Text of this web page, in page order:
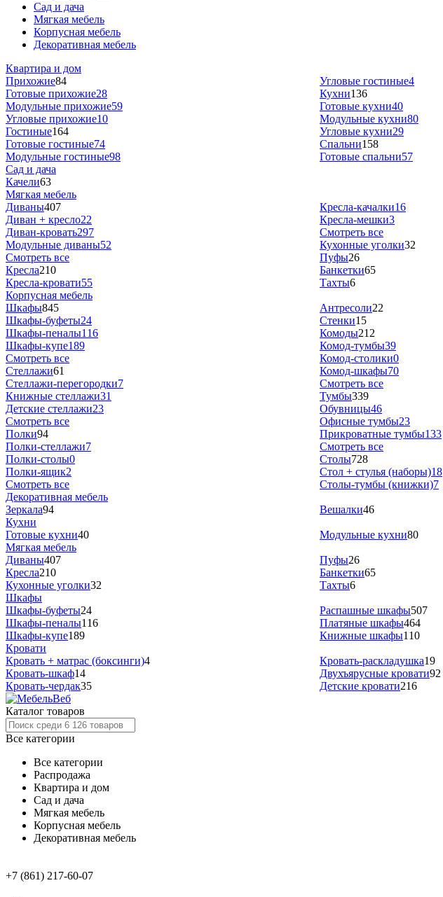
Сад и дача
Мягкая мебель
Корпусная мебель
Декоративная мебель
Квартира и дом
Прихожие84
Готовые прихожие28
Модульные прихожие59
Угловые прихожие10
Гостиные164
Готовые гостиные74
Модульные гостиные98
Угловые гостиные4
Кухни136
Готовые кухни40
Модульные кухни80
Угловые кухни29
Спальни158
Готовые спальни57
Сад и дача
Качели63
Мягкая мебель
Диваны407
Диван + кресло22
Диван-кровать297
Модульные диваны52
Смотреть все
Кресла210
Кресла-кровати55
Кресла-качалки16
Кресла-мешки3
Смотреть все
Кухонные уголки32
Пуфы26
Банкетки65
Тахты6
Корпусная мебель
Шкафы845
Шкафы-буфеты24
Шкафы-пеналы116
Шкафы-купе189
Смотреть все
Стеллажи61
Стеллажи-перегородки7
Книжные стеллажи31
Детские стеллажи23
Смотреть все
Полки94
Полки-стеллажи7
Полки-столы0
Полки-ящик2
Смотреть все
Антресоли22
Стенки15
Комоды212
Комод-тумбы39
Комод-столики0
Комод-шкафы70
Смотреть все
Тумбы339
Обувницы46
Офисные тумбы23
Прикроватные тумбы133
Смотреть все
Столы728
Стол + стулья (наборы)18
Столы-тумбы (книжки)7
Декоративная мебель
Зеркала94 Вешалки46
Кухни
Готовые кухни40 Модульные кухни80
Мягкая мебель
Диваны407
Кресла210
Кухонные уголки32
Пуфы26
Банкетки65
Тахты6
Шкафы
Шкафы-буфеты24
Шкафы-пеналы116
Шкафы-купе189
Распашные шкафы507
Платяные шкафы464
Книжные шкафы110
Кровати
Кровать + матрас (боксинги)4
Кровать-шкаф14
Кровать-чердак35
Кровать-раскладушка19
Двухъярусные кровати92
Детские кровати216
Каталог товаров
Все категории
Все категории
Распродажа
Квартира и дом
Сад и дача
Мягкая мебель
Корпусная мебель
Декоративная мебель
+7 (861) 217-60-07